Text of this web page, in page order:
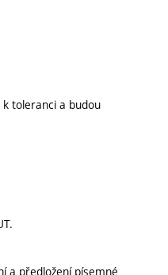
toleranci a budou
a předložení písemné